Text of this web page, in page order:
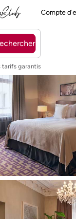
Compte
tarifs garantis